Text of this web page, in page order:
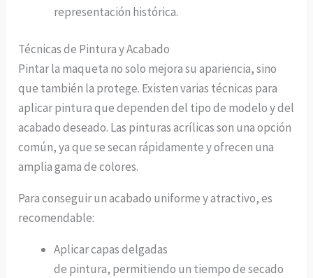
representación histórica.
Técnicas de Pintura y Acabado
Pintar la maqueta no solo mejora su apariencia, sino
que también la protege. Existen varias técnicas para
aplicar pintura que dependen del tipo de modelo y del
acabado deseado. Las pinturas acrílicas son una opción
común, ya que se secan rápidamente y ofrecen una
amplia gama de colores.
Para conseguir un acabado uniforme y atractivo, es
recomendable:
Aplicar capas delgadas
de pintura, permitiendo un tiempo de secado